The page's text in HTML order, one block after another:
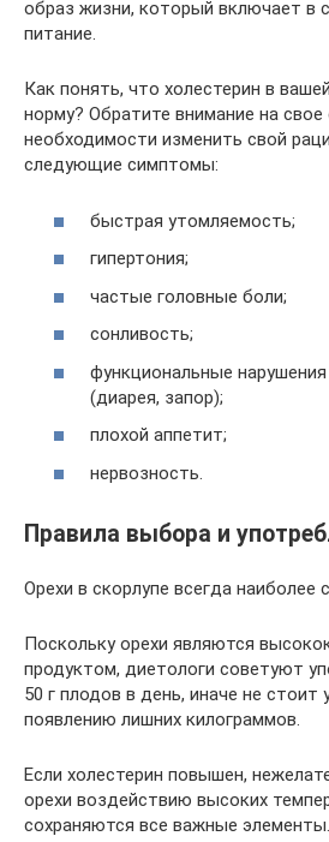
образ жизни, который включает в
питание.
Как понять, что холестерин в
норму? Обратите внимание на свое
необходимости изменить свой
следующие симптомы:
быстрая утомляемость;
гипертония;
частые головные боли;
сонливость;
функциональные
(диарея, запор);
плохой аппетит;
нервозность.
Правила выбора и
Орехи в скорлупе всегда наиболее
Поскольку орехи являются
продуктом, диетологи советуют
50 г плодов в день, иначе не стоит
появлению лишних килограммов.
Если холестерин повышен,
орехи воздействию высоких
сохраняются все важные элементы.